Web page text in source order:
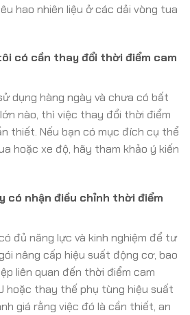
hao nhiên liệu ở các dải vòng tua
có cần thay đổi thời điểm cam
dụng hàng ngày và chưa có bất
nào, thì việc thay đổi thời điểm
thiết. Nếu bạn có mục đích cụ thể
hoặc xe độ, hãy tham khảo ý kiến
có nhận điều chỉnh thời điểm
đủ năng lực và kinh nghiệm để tư
nâng cấp hiệu suất động cơ, bao
liên quan đến thời điểm cam
hoặc thay thế phụ tùng hiệu suất
giá rằng việc đó là cần thiết, an